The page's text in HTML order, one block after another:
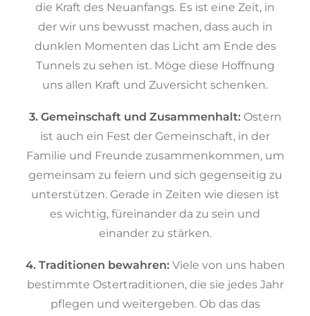
die Kraft des Neuanfangs. Es ist eine Zeit, in
der wir uns bewusst machen, dass auch in
dunklen Momenten das Licht am Ende des
Tunnels zu sehen ist. Möge diese Hoffnung
uns allen Kraft und Zuversicht schenken.
3. Gemeinschaft und Zusammenhalt:Ostern
ist auch ein Fest der Gemeinschaft, in der
Familie und Freunde zusammenkommen, um
gemeinsam zu feiern und sich gegenseitig zu
unterstützen. Gerade in Zeiten wie diesen ist
es wichtig, füreinander da zu sein und
einander zu stärken.
4. Traditionen bewahren:Viele von uns haben
bestimmte Ostertraditionen, die sie jedes Jahr
pflegen und weitergeben. Ob das das